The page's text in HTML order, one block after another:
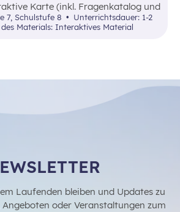
Karte (inkl. Fragenkatalog und
zeigt alle Länder der Welt von
heute, in denen Antibiotika
Schulstufe 7, Schulstufe 8
Materials: Interaktives Material
Laufenden bleiben und Updates zu
oder Veranstaltungen zum